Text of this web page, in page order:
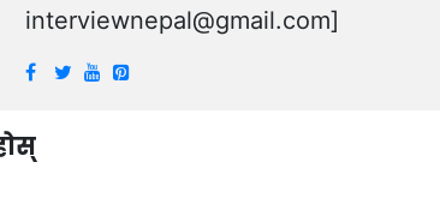
interviewnepal@gmail.com]